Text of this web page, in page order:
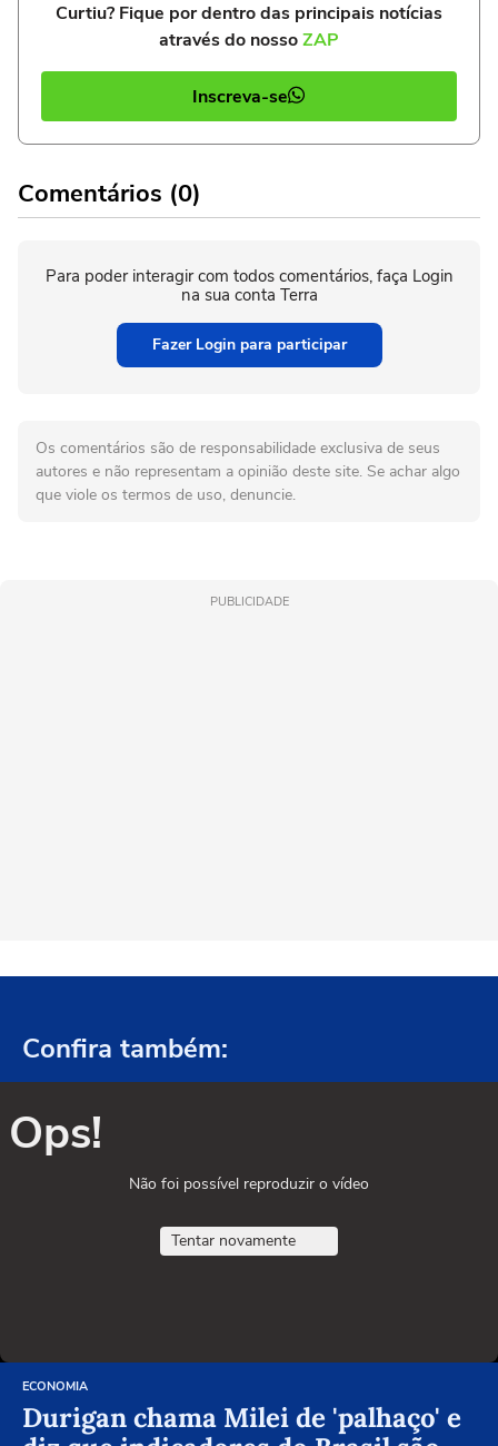
Curtiu? Fique por dentro das principais notícias
através do nossoZAP
Inscreva-se
Comentários (0)
Para poder interagir com todos comentários, faça Login
na sua conta Terra
Fazer Login para participar
Os comentários são de responsabilidade exclusiva de seus
autores e não representam a opinião deste site. Se achar algo
que viole os termos de uso, denuncie.
PUBLICIDADE
Confira também:
Ops!
Não foi possível reproduzir o vídeo
Tentar novamente
ECONOMIA
Durigan chama Milei de 'palhaço' e